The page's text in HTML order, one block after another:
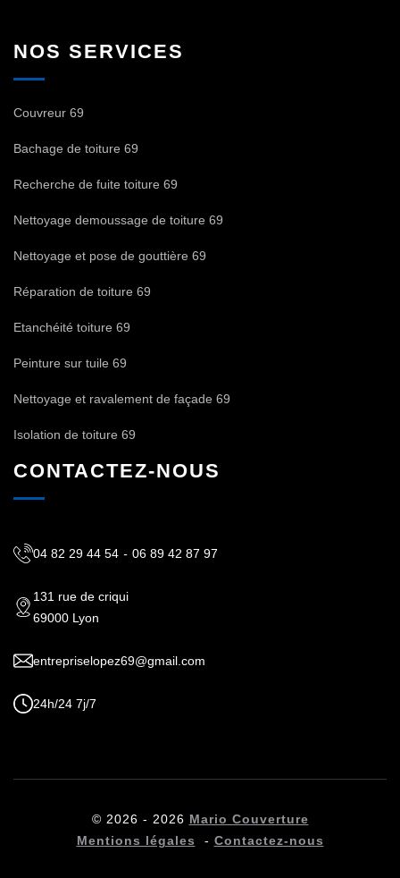
NOS SERVICES
Couvreur 69
Bachage de toiture 69
Recherche de fuite toiture 69
Nettoyage demoussage de toiture 69
Nettoyage et pose de gouttière 69
Réparation de toiture 69
Etanchéité toiture 69
Peinture sur tuile 69
Nettoyage et ravalement de façade 69
Isolation de toiture 69
CONTACTEZ-NOUS
04 82 29 44 54 - 06 89 42 87 97
131 rue de criqui
69000 Lyon
entrepriselopez69@gmail.com
24h/24 7j/7
© 2026 - 2026 Mario Couverture
Mentions légales - Contactez-nous